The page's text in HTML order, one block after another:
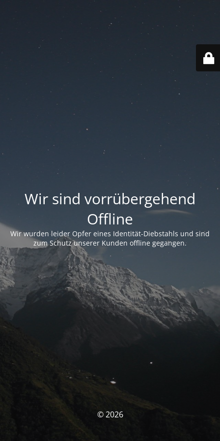
Wir sind vorrübergehend
Offline
Wir wurden leider Opfer eines Identität-Diebstahls und sind
zum Schutz unserer Kunden offline gegangen.
© 2026